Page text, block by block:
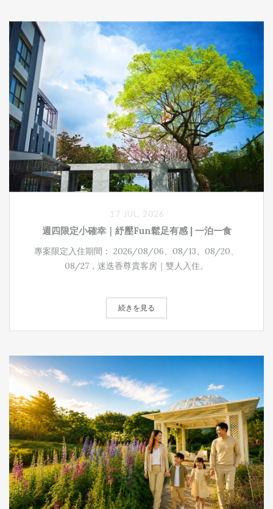
週四限定小確幸｜紓壓Fun鬆足有感 | 一泊一食
專案限定入住期間： 2026/08/06、08/13、08/20、
08/27，迷迭香尊貴客房｜雙人入住。
17 JUL, 2026
続きを見る